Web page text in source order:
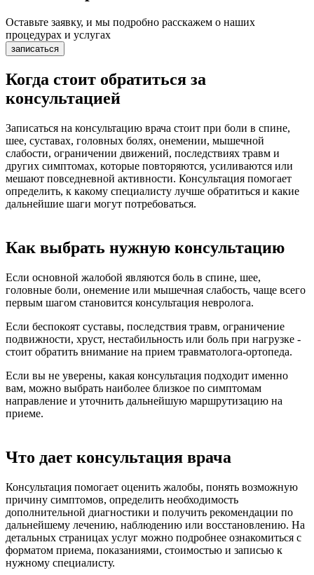
Оставьте заявку, и мы подробно расскажем о наших
процедурах и услугах
записаться
Когда стоит обратиться за
консультацией
Записаться на консультацию врача стоит при боли в спине,
шее, суставах, головных болях, онемении, мышечной
слабости, ограничении движений, последствиях травм и
других симптомах, которые повторяются, усиливаются или
мешают повседневной активности. Консультация помогает
определить, к какому специалисту лучше обратиться и какие
дальнейшие шаги могут потребоваться.
Как выбрать нужную консультацию
Если основной жалобой являются боль в спине, шее,
головные боли, онемение или мышечная слабость, чаще всего
первым шагом становится консультация невролога.
Если беспокоят суставы, последствия травм, ограничение
подвижности, хруст, нестабильность или боль при нагрузке -
стоит обратить внимание на прием травматолога-ортопеда.
Если вы не уверены, какая консультация подходит именно
вам, можно выбрать наиболее близкое по симптомам
направление и уточнить дальнейшую маршрутизацию на
приеме.
Что дает консультация врача
Консультация помогает оценить жалобы, понять возможную
причину симптомов, определить необходимость
дополнительной диагностики и получить рекомендации по
дальнейшему лечению, наблюдению или восстановлению. На
детальных страницах услуг можно подробнее ознакомиться с
форматом приема, показаниями, стоимостью и записью к
нужному специалисту.